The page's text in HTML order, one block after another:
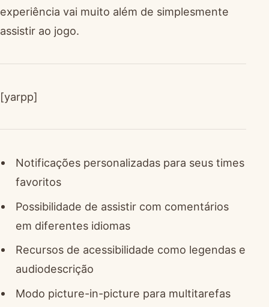
experiência vai muito além de simplesmente
assistir ao jogo.
[yarpp]
Notificações personalizadas para seus times
favoritos
Possibilidade de assistir com comentários
em diferentes idiomas
Recursos de acessibilidade como legendas e
audiodescrição
Modo picture-in-picture para multitarefas